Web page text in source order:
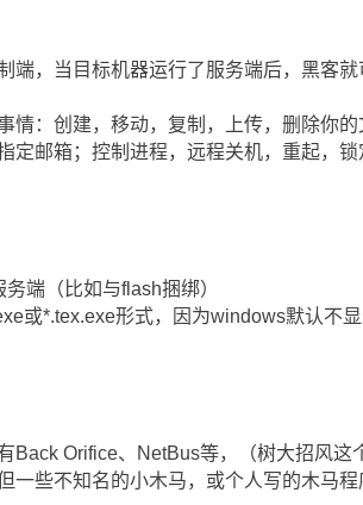
端，当目标机器运行了服务端后，黑客
：创建，移动，复制，上传，删除你的
定邮箱；控制进程，远程关机，重起，
端（比如与flash捆绑）
或*.tex.exe形式，因为windows默认不
Back Orifice、NetBus等，（树大招风这
些不知名的小木马，或个人写的木马程